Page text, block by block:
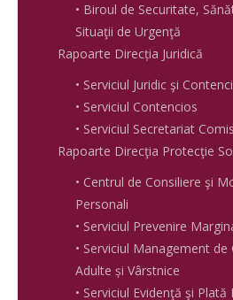
• Biroul de Securitate,
Situaţii de Urgenţă
Rapoarte Direcția Juridică
• Serviciul Juridic şi
• Serviciul Contencios
• Serviciul Secretariat
Rapoarte Direcţia Protecţie
• Centrul de Consiliere şi
Personali
• Serviciul Prevenire
• Serviciul Management
Adulte și Vârstnice
• Serviciul Evidenţă şi